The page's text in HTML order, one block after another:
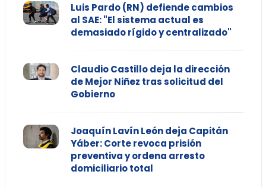
Luis Pardo (RN) defiende cambios
al SAE: "El sistema actual es
demasiado rígido y centralizado"
Claudio Castillo deja la dirección
de Mejor Niñez tras solicitud del
Gobierno
Joaquín Lavín León deja Capitán
Yáber: Corte revoca prisión
preventiva y ordena arresto
domiciliario total